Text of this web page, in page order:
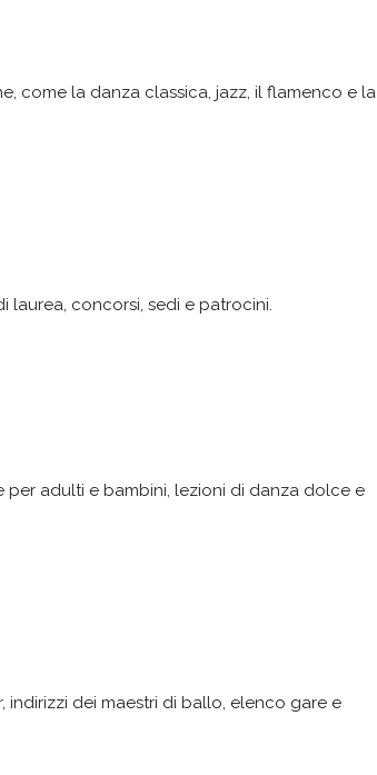
come la danza classica, jazz, il flamenco e la
laurea, concorsi, sedi e patrocini.
adulti e bambini, lezioni di danza dolce e
dei maestri di ballo, elenco gare e